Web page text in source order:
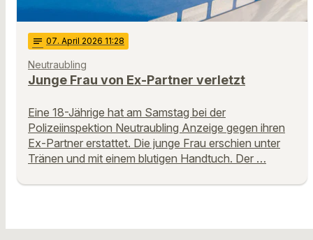
notes 07. April 2026 11:28
Neutraubling
Junge Frau von Ex-Partner verletzt
Eine 18-Jährige hat am Samstag bei der
Polizeiinspektion Neutraubling Anzeige gegen ihren
Ex-Partner erstattet. Die junge Frau erschien unter
Tränen und mit einem blutigen Handtuch. Der …